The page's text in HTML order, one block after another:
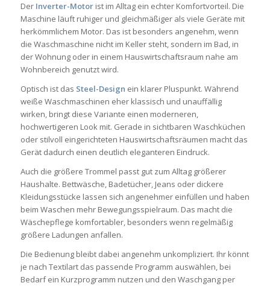
Der Inverter-Motorist im Alltag ein echter Komfortvorteil. Die
Maschine läuft ruhiger und gleichmäßiger als viele Geräte mit
herkömmlichem Motor. Das ist besonders angenehm, wenn
die Waschmaschine nicht im Keller steht, sondern im Bad, in
der Wohnung oder in einem Hauswirtschaftsraum nahe am
Wohnbereich genutzt wird.
Optisch ist das Steel-Design ein klarer Pluspunkt. Während
weiße Waschmaschinen eher klassisch und unauffällig
wirken, bringt diese Variante einen moderneren,
hochwertigeren Look mit. Gerade in sichtbaren Waschküchen
oder stilvoll eingerichteten Hauswirtschaftsräumen macht das
Gerät dadurch einen deutlich eleganteren Eindruck.
Auch die größere Trommel passt gut zum Alltag größerer
Haushalte. Bettwäsche, Badetücher, Jeans oder dickere
Kleidungsstücke lassen sich angenehmer einfüllen und haben
beim Waschen mehr Bewegungsspielraum. Das macht die
Wäschepflege komfortabler, besonders wenn regelmäßig
größere Ladungen anfallen.
Die Bedienung bleibt dabei angenehm unkompliziert. Ihr könnt
je nach Textilart das passende Programm auswählen, bei
Bedarf ein Kurzprogramm nutzen und den Waschgang per